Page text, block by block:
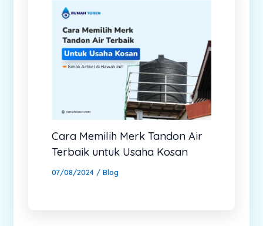
Cara Memilih Merk Tandon Air
Terbaik untuk Usaha Kosan
07/08/2024 / Blog